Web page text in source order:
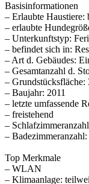
Basisinformationen
– Erlaubte Haustiere:
– erlaubte
– Unterkunftstyp:
– befindet sich in:
– Art d. Gebäudes:
– Gesamtanzahl d.
– Grundstücksfläche:
– Baujahr: 2011
– letzte umfassende
– freistehend
–
– Badezimmeranzahl:
Top Merkmale
– WLAN
– Klimaanlage: